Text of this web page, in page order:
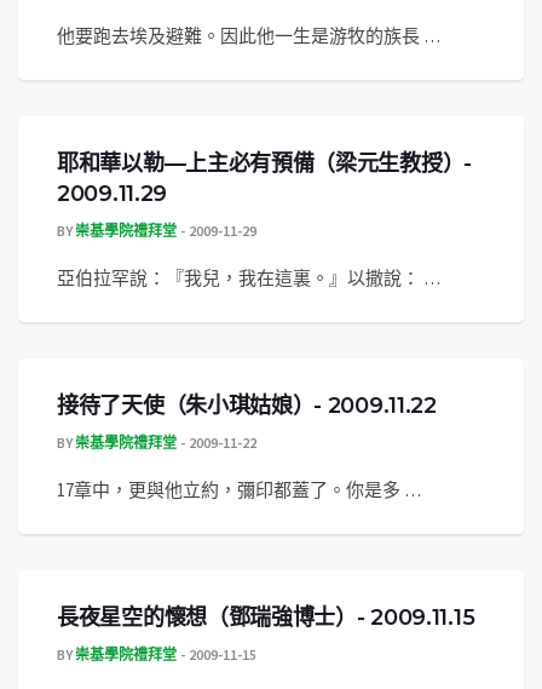
他要跑去埃及避難。因此他一生是游牧的族長 …
耶和華以勒—上主必有預備（梁元生教授）-
2009.11.29
BY崇基學院禮拜堂 2009-11-29
亞伯拉罕說：『我兒，我在這裏。』以撒說： …
接待了天使（朱小琪姑娘）- 2009.11.22
BY崇基學院禮拜堂 2009-11-22
17章中，更與他立約，彌印都蓋了。你是多 …
長夜星空的懷想（鄧瑞強博士）- 2009.11.15
BY崇基學院禮拜堂 2009-11-15